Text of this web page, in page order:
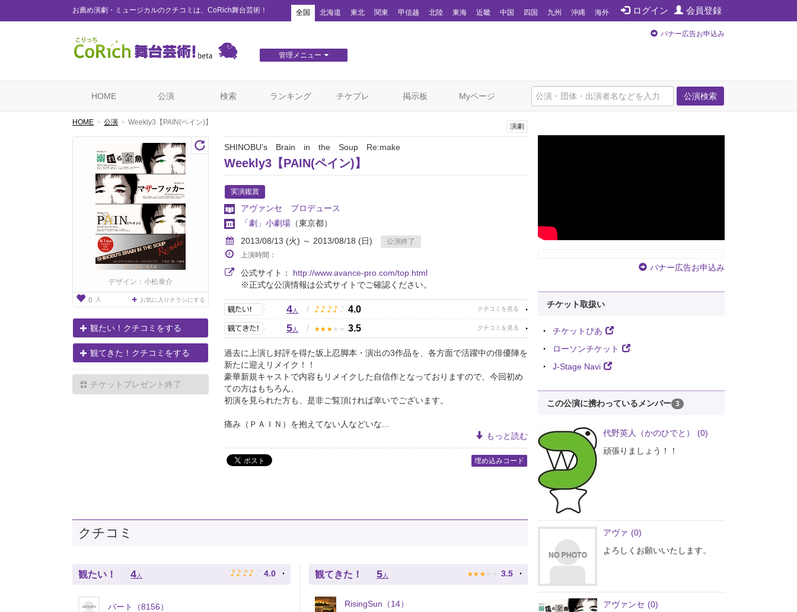
お薦め演劇・ミュージカルのクチコミは、CoRich舞台芸術！ ログイン 会員登録
全国 北海道 東北 関東 甲信越 北陸 東海 近畿 中国 四国 九州 沖縄 海外
管理メニュー
バナー広告お申込み
公演検索
HOME 公演 検索 ランキング チケプレ 掲示板 Myページ
HOME 公演 Weekly3【PAIN(ペイン)】
デザイン：小松泰介
0 人 お気に入りチラシにする
観たい！クチコミをする
観てきた！クチコミをする
チケットプレゼント終了
演劇
SHINOBU’s Brain in the Soup Re:make
Weekly3【PAIN(ペイン)】
実演鑑賞
アヴァンセ プロデュース
「劇」小劇場 （東京都）
2013/08/13 (火) ～ 2013/08/18 (日)
公演終了
上演時間：
公式サイト： http://www.avance-pro.com/top.html
※正式な公演情報は公式サイトでご確認ください。
4人 / ♪ ♪ ♪ ♪ ♪ 4.0
5人 / ★ ★ ★ ★ ★ 3.5
過去に上演し好評を得た坂上忍脚本・演出の3作品を、各方面で活躍中の俳優陣を
新たに迎えリメイク！！
豪華新規キャストで内容もリメイクした自信作となっておりますので、今回初め
ての方はもちろん、
初演を見られた方も、是非ご覧頂ければ幸いでございます。
痛み（ＰＡＩＮ）を抱えてない人などいな...
もっと読む
埋め込みコード
クチコミ
観たい！ 4 人 ♪ ♪ ♪ ♪ ♪ 4.0
バート（8156）
観てきた！ 5 人 ★ ★ ★ ★ ★ 3.5
RisingSun（14）
バナー広告お申込み
チケット取扱い
チケットぴあ
ローソンチケット
J-Stage Navi
この公演に携わっているメンバー 3
代野英人（かのひでと）
(0)
頑張りましょう！！
アヴァ (0)
よろしくお願いいたします。
アヴァンセ (0)